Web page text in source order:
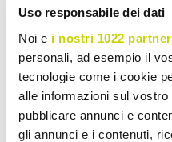
Uso responsabile dei dati
Noi e i nostri 1022 partner
personali, ad esempio il
tecnologie come i cookie
alle informazioni sul
pubblicare annunci e
gli annunci e i contenuti,